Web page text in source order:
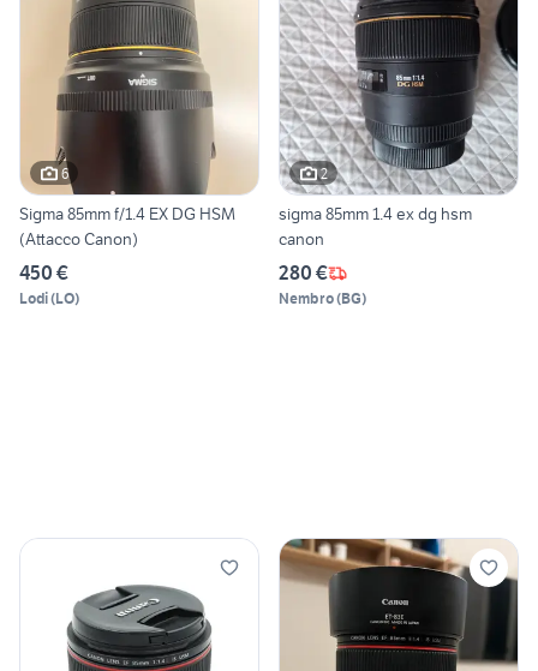
6
Sigma 85mm f/1.4 EX DG HSM
(Attacco Canon)
450 €
Lodi(LO)
2
sigma 85mm 1.4 ex dg hsm
canon
280 €
Nembro(BG)